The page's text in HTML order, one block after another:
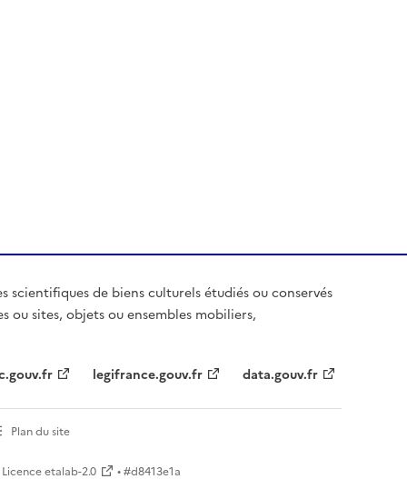
scientifiques de biens culturels étudiés ou conservés
ou sites, objets ou ensembles mobiliers,
legifrance.gouv.fr data.gouv.fr
Plan du site
Licence etalab-2.0 • #d8413e1a